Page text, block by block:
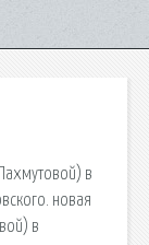
в
новая
в